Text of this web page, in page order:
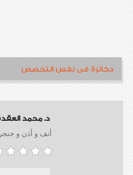
دكاترة فى نفس التخصص
د. محمد العقدة
أنف و أذن و حنجرة